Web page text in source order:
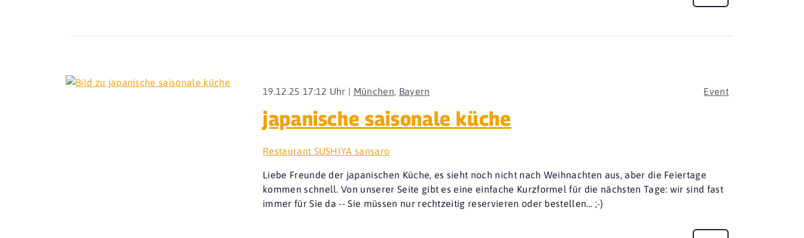
19.12.25 17:12 Uhr | München, Bayern Event
japanische saisonale küche
Restaurant SUSHIYA sansaro
Liebe Freunde der japanischen Küche, es sieht noch nicht nach Weihnachten aus, aber die Feiertage
kommen schnell. Von unserer Seite gibt es eine einfache Kurzformel für die nächsten Tage: wir sind fast
immer für Sie da -- Sie müssen nur rechtzeitig reservieren oder bestellen... ;-)